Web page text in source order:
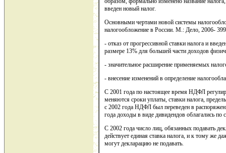
введен новый налог.
Основными чертами новой системы
налогообложение в России. М.: Дело, 2006-
- отказ от прогрессивной ставки налога и
размере 13% для большей части доходов
- значительное расширение применяемых
- внесение изменений в определение
С 2001 года по настоящее время НДФЛ
меняются сроки уплаты, ставки налога,
с 2002 года НДФЛ был переведен в
года доходы в виде дивидендов облагались по
С 2002 года число лиц, обязанных подавать
действует единая ставка налога, и к тому же
могут декларацию не подавать.